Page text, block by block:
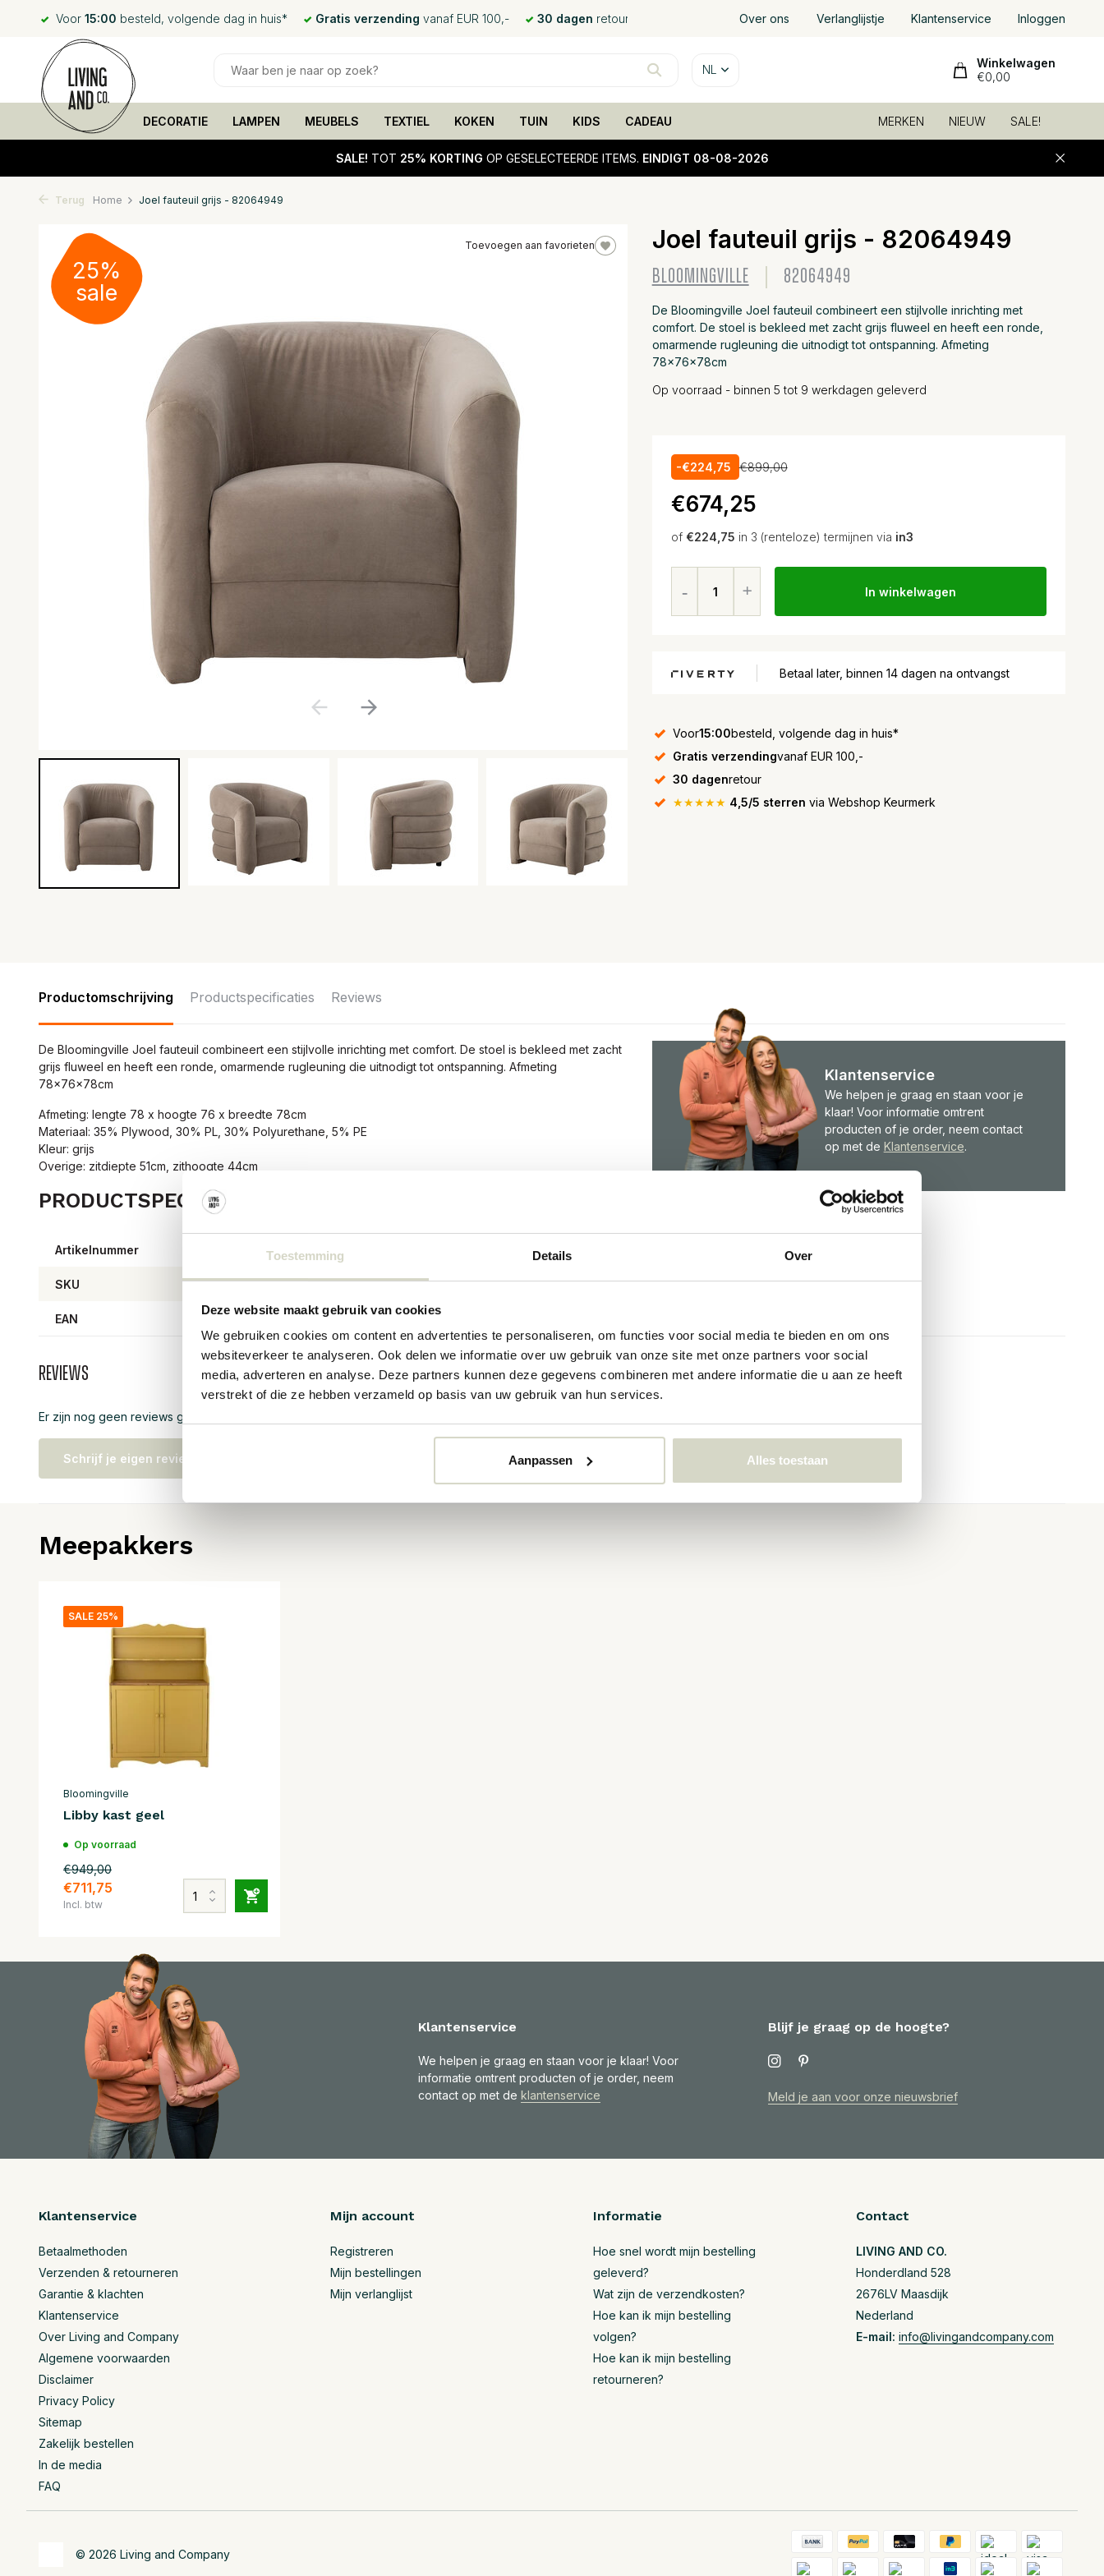
Toestemming Details Over
Deze website maakt gebruik van cookies
We gebruiken cookies om content en advertenties te personaliseren, om functies voor social media te bieden en om ons
websiteverkeer te analyseren. Ook delen we informatie over uw gebruik van onze site met onze partners voor social
media, adverteren en analyse. Deze partners kunnen deze gegevens combineren met andere informatie die u aan ze heeft
verstrekt of die ze hebben verzameld op basis van uw gebruik van hun services.
Aanpassen Alles toestaan
Voor 15:00 besteld, volgende dag in huis* Gratis verzending vanaf EUR 100,- 30 dagen retour Over ons Verlanglijstje Klantenservice Inloggen
NL
Winkelwagen
€0,00
DECORATIE LAMPEN MEUBELS TEXTIEL KOKEN TUIN KIDS CADEAU MERKEN NIEUW SALE!
SALE! TOT 25% KORTING OP GESELECTEERDE ITEMS. EINDIGT 08-08-2026
Terug Home Joel fauteuil grijs - 82064949
Toevoegen aan favorieten
25%
sale
25%
sale
Joel fauteuil grijs - 82064949
BLOOMINGVILLE 82064949
De Bloomingville Joel fauteuil combineert een stijlvolle inrichting met
comfort. De stoel is bekleed met zacht grijs fluweel en heeft een ronde,
omarmende rugleuning die uitnodigt tot ontspanning. Afmeting
78x76x78cm
Op voorraad - binnen 5 tot 9 werkdagen geleverd
-€224,75 €899,00
€674,25
of €224,75 in 3 (renteloze) termijnen via in3
In winkelwagen
Betaal later, binnen 14 dagen na ontvangst
Voor15:00besteld, volgende dag in huis*
Gratis verzendingvanaf EUR 100,-
30 dagenretour
★★★★★ 4,5/5 sterren via Webshop Keurmerk
Productomschrijving Productspecificaties Reviews
De Bloomingville Joel fauteuil combineert een stijlvolle inrichting met comfort. De stoel is bekleed met zacht
grijs fluweel en heeft een ronde, omarmende rugleuning die uitnodigt tot ontspanning. Afmeting
78x76x78cm
Afmeting: lengte 78 x hoogte 76 x breedte 78cm
Materiaal: 35% Plywood, 30% PL, 30% Polyurethane, 5% PE
Kleur: grijs
Overige: zitdiepte 51cm, zithoogte 44cm
PRODUCTSPECIFICATIES
Artikelnummer
SKU 82064949
EAN 5711173351657
Klantenservice
We helpen je graag en staan voor je
klaar! Voor informatie omtrent
producten of je order, neem contact
op met de Klantenservice.
Reviews
Er zijn nog geen reviews geschreven over dit product..
Schrijf je eigen review
Meepakkers
SALE 25%
Bloomingville
Libby kast geel
Op voorraad
€949,00
€711,75
Incl. btw
Klantenservice
We helpen je graag en staan voor je klaar! Voor
informatie omtrent producten of je order, neem
contact op met de klantenservice
Blijf je graag op de hoogte?
Meld je aan voor onze nieuwsbrief
Klantenservice
Betaalmethoden
Verzenden & retourneren
Garantie & klachten
Klantenservice
Over Living and Company
Algemene voorwaarden
Disclaimer
Privacy Policy
Sitemap
Zakelijk bestellen
In de media
FAQ
Mijn account
Registreren
Mijn bestellingen
Mijn verlanglijst
Informatie
Hoe snel wordt mijn bestelling
geleverd?
Wat zijn de verzendkosten?
Hoe kan ik mijn bestelling
volgen?
Hoe kan ik mijn bestelling
retourneren?
Contact
LIVING AND CO.
Honderdland 528
2676LV Maasdijk
Nederland
E-mail: info@livingandcompany.com
© 2026 Living and Company